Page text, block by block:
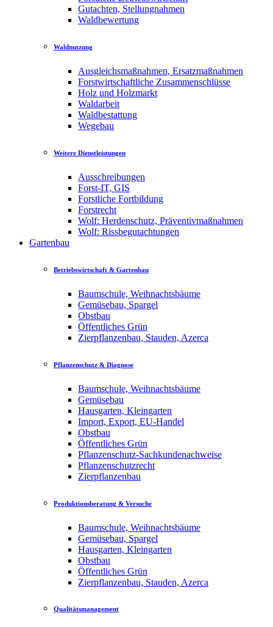
Gutachten, Stellungnahmen
Waldbewertung
Waldnutzung
Ausgleichsmaßnahmen, Ersatzmaßnahmen
Forstwirtschaftliche Zusammenschlüsse
Holz und Holzmarkt
Waldarbeit
Waldbestattung
Wegebau
Weitere Dienstleistungen
Ausschreibungen
Forst-IT, GIS
Forstliche Fortbildung
Forstrecht
Wolf: Herdenschutz, Präventivmaßnahmen
Wolf: Rissbegutachtungen
Gartenbau
Betriebswirtschaft & Gartenbau
Baumschule, Weihnachtsbäume
Gemüsebau, Spargel
Obstbau
Öffentliches Grün
Zierpflanzenbau, Stauden, Azerca
Pflanzenschutz & Diagnose
Baumschule, Weihnachtsbäume
Gemüsebau
Hausgarten, Kleingarten
Import, Export, EU-Handel
Obstbau
Öffentliches Grün
Pflanzenschutz-Sachkundenachweise
Pflanzenschutzrecht
Zierpflanzenbau
Produktionsberatung & Versuche
Baumschule, Weihnachtsbäume
Gemüsebau, Spargel
Hausgarten, Kleingarten
Obstbau
Öffentliches Grün
Zierpflanzenbau, Stauden, Azerca
Qualitätsmanagement